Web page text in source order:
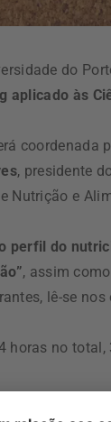
do
aplicado às
, presidente
Nutrição e
perfil do
, assim
lê-se nos
horas no